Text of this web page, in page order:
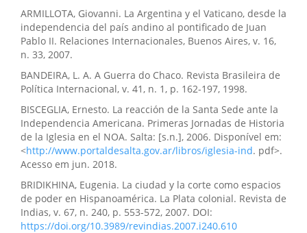
ARMILLOTA, Giovanni. La Argentina y el Vaticano, desde la
independencia del país andino al pontificado de Juan
Pablo II. Relaciones Internacionales, Buenos Aires, v. 16,
n. 33, 2007.
BANDEIRA, L. A. A Guerra do Chaco. Revista Brasileira de
Política Internacional, v. 41, n. 1, p. 162-197, 1998.
BISCEGLIA, Ernesto. La reacción de la Santa Sede ante la
Independencia Americana. Primeras Jornadas de Historia
de la Iglesia en el NOA. Salta: [s.n.], 2006. Disponível em:
<http://www.portaldesalta.gov.ar/libros/iglesia-ind. pdf>.
Acesso em jun. 2018.
BRIDIKHINA, Eugenia. La ciudad y la corte como espacios
de poder en Hispanoamérica. La Plata colonial. Revista de
Indias, v. 67, n. 240, p. 553-572, 2007. DOI:
https://doi.org/10.3989/revindias.2007.i240.610